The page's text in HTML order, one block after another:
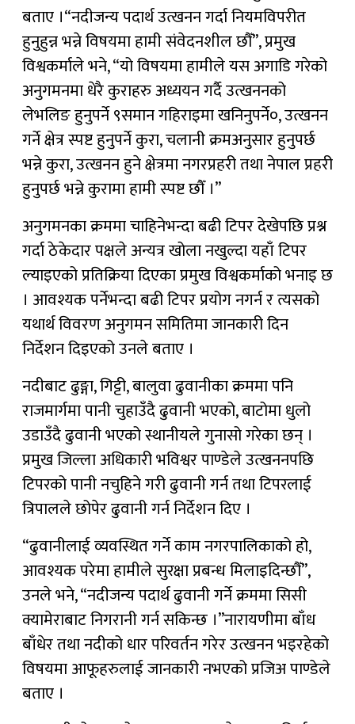
बताए ।“नदीजन्य पदार्थ उत्खनन गर्दा नियमविपरीत
हुनुहुन्न भन्ने विषयमा हामी संवेदनशील छौँ”, प्रमुख
विश्वकर्माले भने, “यो विषयमा हामीले यस अगाडि गरेको
अनुगमनमा धेरै कुराहरु अध्ययन गर्दै उत्खननको
लेभलिङ हुनुपर्ने ९समान गहिराइमा खनिनुपर्ने०, उत्खनन
गर्ने क्षेत्र स्पष्ट हुनुपर्ने कुरा, चलानी क्रमअनुसार हुनुपर्छ
भन्ने कुरा, उत्खनन हुने क्षेत्रमा नगरप्रहरी तथा नेपाल प्रहरी
हुनुपर्छ भन्ने कुरामा हामी स्पष्ट छौँ ।”
अनुगमनका क्रममा चाहिनेभन्दा बढी टिपर देखेपछि प्रश्न
गर्दा ठेकेदार पक्षले अन्यत्र खोला नखुल्दा यहाँ टिपर
ल्याइएको प्रतिक्रिया दिएका प्रमुख विश्वकर्माको भनाइ छ
। आवश्यक पर्नेभन्दा बढी टिपर प्रयोग नगर्न र त्यसको
यथार्थ विवरण अनुगमन समितिमा जानकारी दिन
निर्देशन दिइएको उनले बताए ।
नदीबाट ढुङ्गा, गिट्टी, बालुवा ढुवानीका क्रममा पनि
राजमार्गमा पानी चुहाउँदै ढुवानी भएको, बाटोमा धुलो
उडाउँदै ढुवानी भएको स्थानीयले गुनासो गरेका छन् ।
प्रमुख जिल्ला अधिकारी भविश्वर पाण्डेले उत्खननपछि
टिपरको पानी नचुहिने गरी ढुवानी गर्न तथा टिपरलाई
त्रिपालले छोपेर ढुवानी गर्न निर्देशन दिए ।
“ढुवानीलाई व्यवस्थित गर्ने काम नगरपालिकाको हो,
आवश्यक परेमा हामीले सुरक्षा प्रबन्ध मिलाइदिन्छौँ”,
उनले भने, “नदीजन्य पदार्थ ढुवानी गर्ने क्रममा सिसी
क्यामेराबाट निगरानी गर्न सकिन्छ ।”नारायणीमा बाँध
बाँधेर तथा नदीको धार परिवर्तन गरेर उत्खनन भइरहेको
विषयमा आफूहरुलाई जानकारी नभएको प्रजिअ पाण्डेले
बताए ।